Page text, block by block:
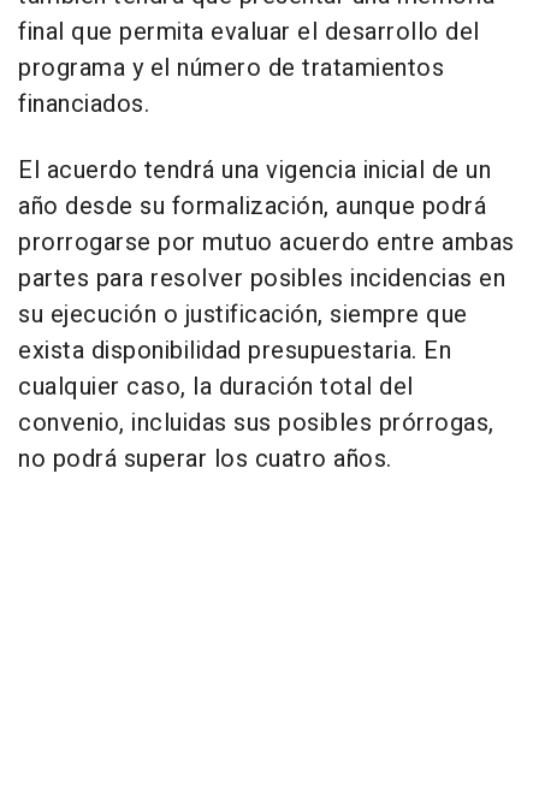
final que permita evaluar el desarrollo del
programa y el número de tratamientos
financiados.
El acuerdo tendrá una vigencia inicial de un
año desde su formalización, aunque podrá
prorrogarse por mutuo acuerdo entre ambas
partes para resolver posibles incidencias en
su ejecución o justificación, siempre que
exista disponibilidad presupuestaria. En
cualquier caso, la duración total del
convenio, incluidas sus posibles prórrogas,
no podrá superar los cuatro años.